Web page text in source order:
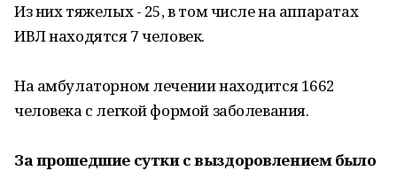
Из них тяжелых - 25, в том числе на аппаратах
ИВЛ находятся 7 человек.
На амбулаторном лечении находится 1662
человека с легкой формой заболевания.
За прошедшие сутки с выздоровлением было